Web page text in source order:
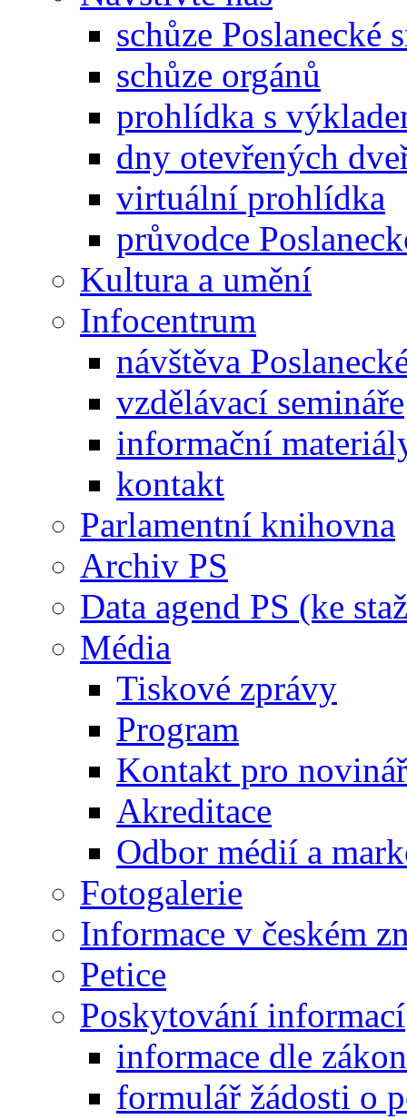
schůze Poslanecké
schůze orgánů
prohlídka s
dny otevřených
virtuální prohlídka
průvodce
Kultura a umění
Infocentrum
návštěva
vzdělávací semináře
informační
kontakt
Parlamentní knihovna
Archiv PS
Data agend PS (ke
Média
Tiskové zprávy
Program
Kontakt pro
Akreditace
Odbor médií a
Fotogalerie
Informace v českém
Petice
Poskytování informací
informace dle
formulář žádosti o